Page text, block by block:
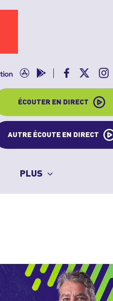
Facebook
App Google
ÉCOUTER EN DIRECT
AUTRE ÉCOUTE EN DIRECT
PLUS